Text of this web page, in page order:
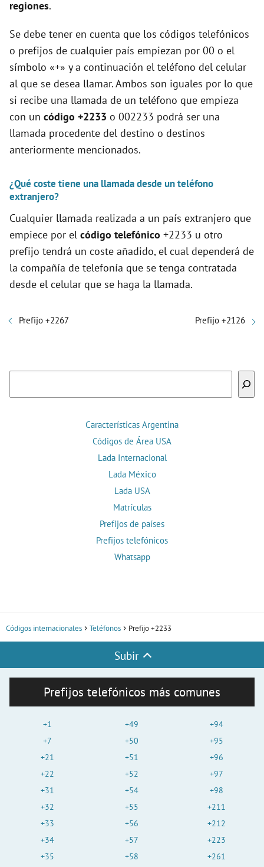
regiones.
Se debe tener en cuenta que los códigos telefónicos
o prefijos de cualquier país empiezan por 00 o el
símbolo «+» y a continuación el teléfono del celular
al que se desea llamar. Ambos son iguales por lo que
si recibe una llamada de un teléfono que empieza
con un código +2233 o 002233 podrá ser una
llamada procedente del destino o destinos
anteriormente mencionados.
¿Qué coste tiene una llamada desde un teléfono
extranjero?
Cualquier llamada realizada a un país extranjero que
empiece por el código telefónico +2233 u otro
prefijo tendrá un coste añadido, el cual dependerá de
la compañía de telefonía que se tenga contratada
desde el celular que se haga la llamada.
Prefijo +2267 Prefijo +2126
Características Argentina
Códigos de Área USA
Lada Internacional
Lada México
Lada USA
Matrículas
Prefijos de países
Prefijos telefónicos
Whatsapp
Códigos internacionales Teléfonos Prefijo +2233
Subir
Prefijos telefónicos más comunes
+1
+7
+21
+22
+31
+32
+33
+34
+35
+49
+50
+51
+52
+54
+55
+56
+57
+58
+94
+95
+96
+97
+98
+211
+212
+223
+261